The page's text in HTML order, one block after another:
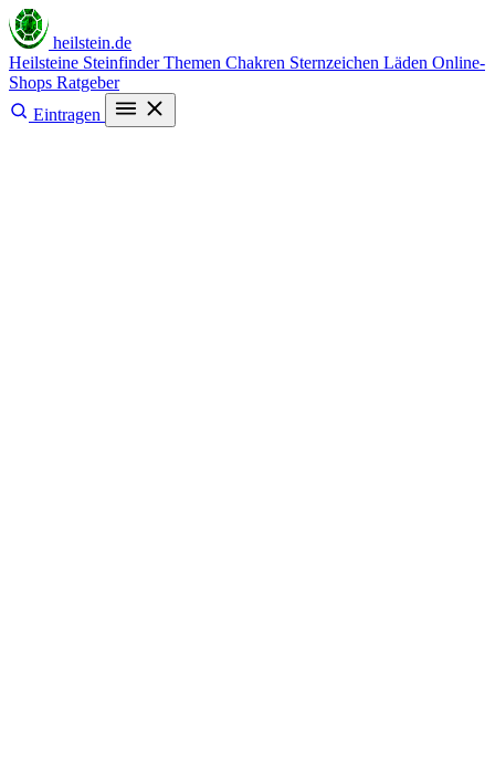
heilstein.de
Heilsteine SteinfinderThemen Chakren Sternzeichen Läden Online-
Shops Ratgeber
Eintragen